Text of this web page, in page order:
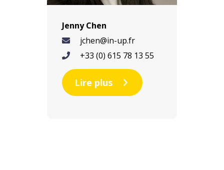
Jenny Chen
jchen@in-up.fr
+33 (0) 615 78 13 55
Lire plus